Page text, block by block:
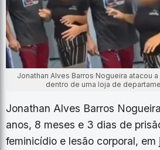
Jonathan Alves Barros Nogueira atacou
dentro de uma loja de
Jonathan Alves Barros
anos, 8 meses e 3 dias de
feminicídio e lesão corporal, em